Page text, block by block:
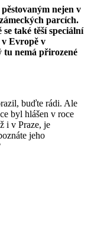
nejen v
parcích.
také těší speciální
v Evropě v
tu nemá přirozené
buďte rádi. Ale
byl hlášen v roce
i v Praze, je
jeho